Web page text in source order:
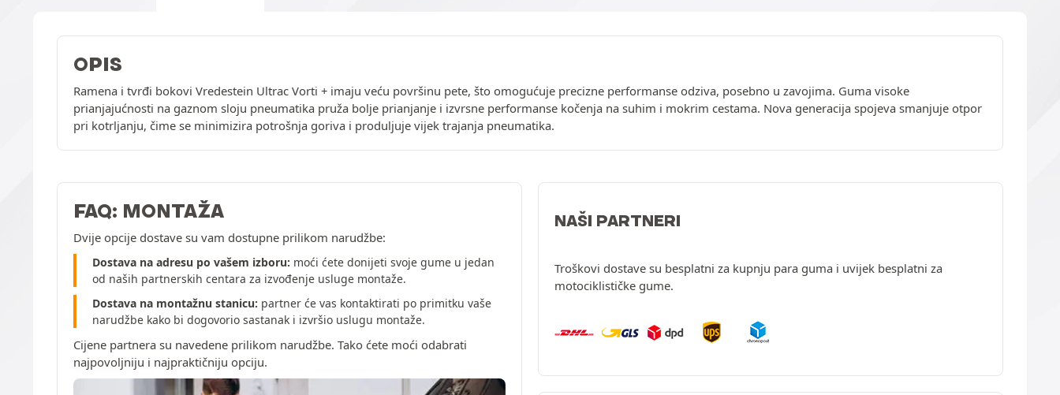
OPIS
Ramena i tvrđi bokovi Vredestein Ultrac Vorti + imaju veću površinu pete, što omogućuje precizne performanse odziva, posebno u zavojima. Guma visoke
prianjajućnosti na gaznom sloju pneumatika pruža bolje prianjanje i izvrsne performanse kočenja na suhim i mokrim cestama. Nova generacija spojeva smanjuje otpor
pri kotrljanju, čime se minimizira potrošnja goriva i produljuje vijek trajanja pneumatika.
FAQ: MONTAŽA
Dvije opcije dostave su vam dostupne prilikom narudžbe:
Dostava na adresu po vašem izboru: moći ćete donijeti svoje gume u jedan
od naših partnerskih centara za izvođenje usluge montaže.
Dostava na montažnu stanicu: partner će vas kontaktirati po primitku vaše
narudžbe kako bi dogovorio sastanak i izvršio uslugu montaže.
Cijene partnera su navedene prilikom narudžbe. Tako ćete moći odabrati
najpovoljniju i najpraktičniju opciju.
NAŠI PARTNERI
Troškovi dostave su besplatni za kupnju para guma i uvijek besplatni za
motociklističke gume.